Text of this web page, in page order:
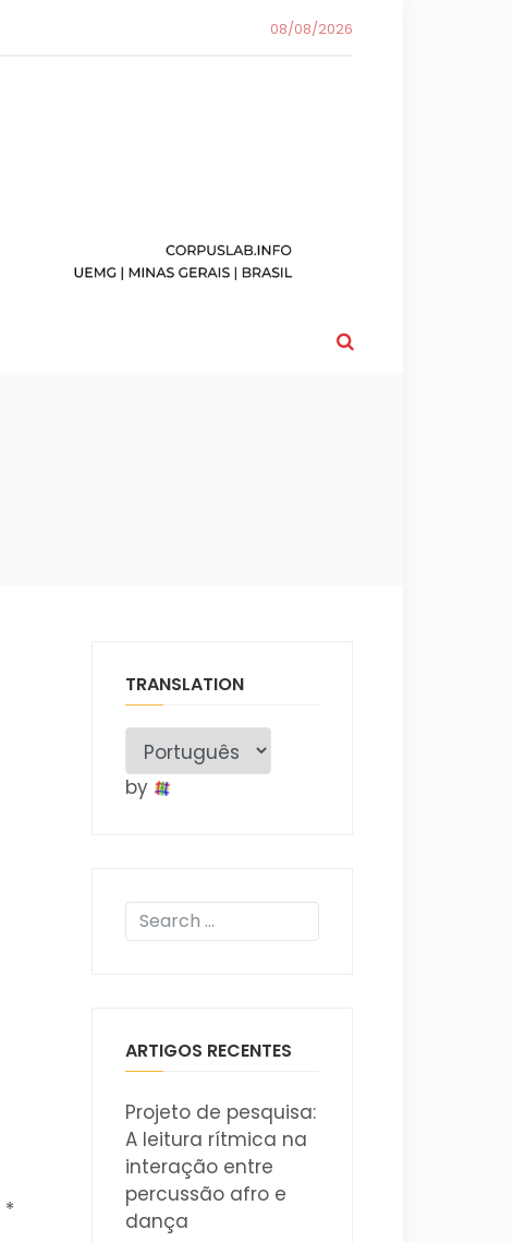
08/08/2026
*
TRANSLATION
by
ARTIGOS RECENTES
Projeto de pesquisa:
A leitura rítmica na
interação entre
percussão afro e
dança